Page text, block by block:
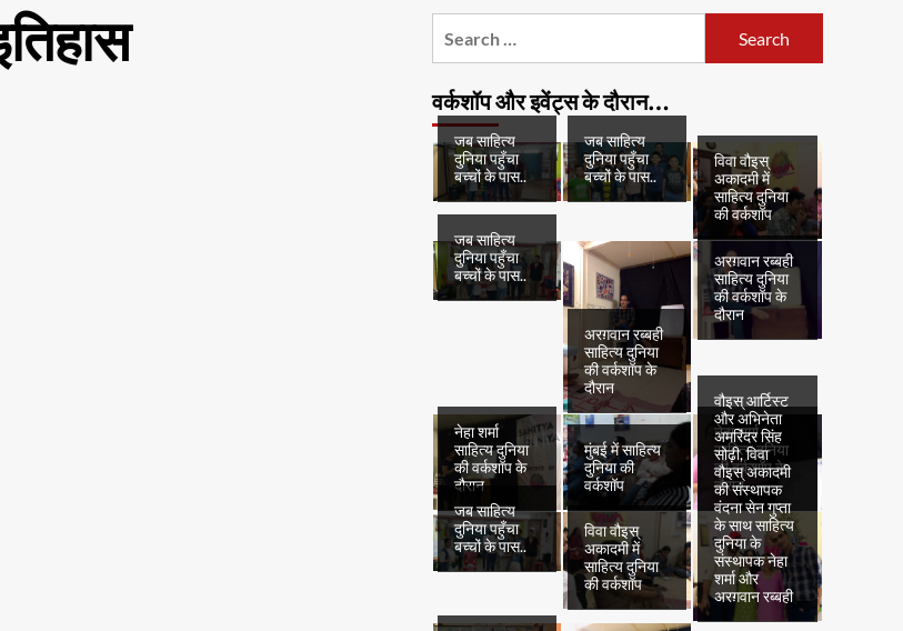
वर्कशॉप और इवेंट्स के दौरान…
जब साहित्य
दुनिया पहुँचा
बच्चों के पास..
जब साहित्य
दुनिया पहुँचा
बच्चों के पास..
विवा वौइस्
अकादमी में
साहित्य दुनिया
की वर्कशॉप
जब साहित्य
दुनिया पहुँचा
बच्चों के पास..
अरग़वान रब्बही
साहित्य दुनिया
की वर्कशॉप के
दौरान
अरग़वान रब्बही
साहित्य दुनिया
की वर्कशॉप के
दौरान
नेहा शर्मा
साहित्य दुनिया
की वर्कशॉप के
दौरान
मुंबई में साहित्य
दुनिया की
वर्कशॉप
नेहा शर्मा
साहित्य दुनिया
की वर्कशॉप के
दौरान
जब साहित्य
दुनिया पहुँचा
बच्चों के पास..
विवा वौइस्
अकादमी में
साहित्य दुनिया
की वर्कशॉप
वौइस् आर्टिस्ट
और अभिनेता
अमरिंदर सिंह
सोढ़ी, विवा
वौइस् अकादमी
की संस्थापक
वंदना सेन गुप्ता
के साथ साहित्य
दुनिया के
संस्थापक नेहा
शर्मा और
अरग़वान रब्बही